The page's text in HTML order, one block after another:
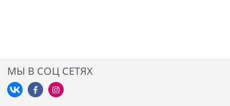
МЫ В СОЦ СЕТЯХ